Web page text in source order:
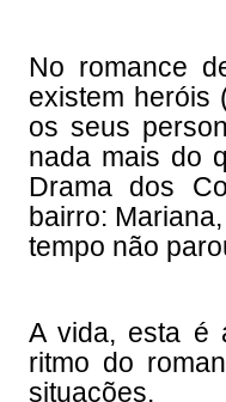
No romance
existem heróis
os seus
nada mais do
Drama dos
bairro:
tempo não
A vida, esta é
ritmo do
situações.